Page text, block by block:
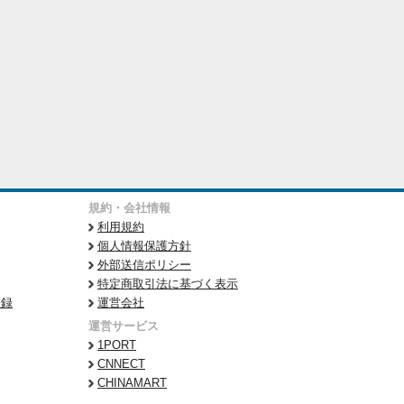
規約・会社情報
利用規約
個人情報保護方針
外部送信ポリシー
特定商取引法に基づく表示
運営会社
運営サービス
1PORT
CNNECT
CHINAMART